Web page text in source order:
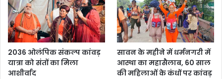
2036 ओलंपिक संकल्प कांवड़
यात्रा को संतों का मिला
आशीर्वाद
सावन के महीने में धर्मनगरी में
आस्था का महासैलाब, 60 साल
की महिलाओं के कंधों पर कांवड़